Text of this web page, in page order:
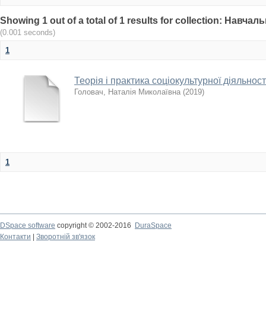
Showing 1 out of a total of 1 results for collection:
(0.001 seconds)
1
Теорія і практика соціокультурної
Головач, Наталія Миколаївна (2019)
1
DSpace software copyright © 2002-2016
DuraSpace
Контакти
Зворотній зв'язок